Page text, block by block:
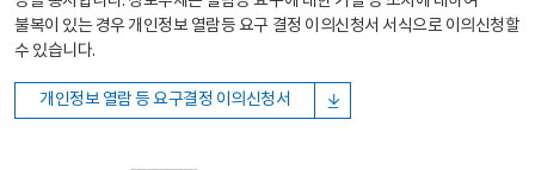
불복이 있는 경우 개인정보 열람등 요구 결정 이의신청서 서식으로 이의신청할
수 있습니다.
개인정보 열람 등 요구결정 이의신청서